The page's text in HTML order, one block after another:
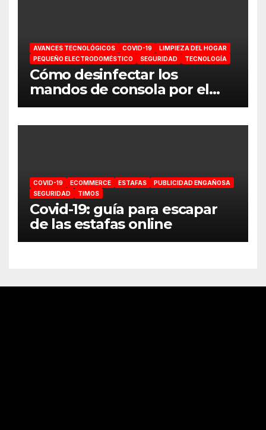
AVANCES TECNOLÓGICOS COVID-19
LIMPIEZA DEL HOGAR
PEQUEÑO ELECTRODOMÉSTICO
SEGURIDAD TECNOLOGÍA
Cómo desinfectar los
mandos de consola por el
coronavirus
COVID-19 ECOMMERCE ESTAFAS
PUBLICIDAD ENGAÑOSA
SEGURIDAD
TIMOS
Covid-19: guía para escapar
de las estafas online